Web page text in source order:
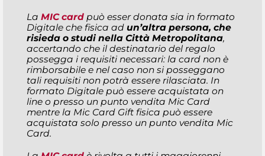
La MIC card può esser donata sia in formato
Digitale che fisica ad un’altra persona, che
risieda o studi nella Città Metropolitana,
accertando che il destinatario del regalo
possegga i requisiti necessari: la card non è
rimborsabile e nel caso non si posseggano
tali requisiti non potrà essere rilasciata. In
formato Digitale può essere acquistata on
line o presso un punto vendita Mic Card
mentre la Mic Card Gift fisica può essere
acquistata solo presso un punto vendita Mic
Card.